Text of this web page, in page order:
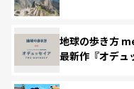
地球の歩き方
最新作『オデュ